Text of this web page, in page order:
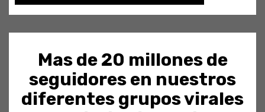
Mas de 20 millones de
seguidores en nuestros
diferentes grupos virales